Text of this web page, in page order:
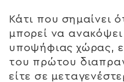
Κάτι που σημαίνει
μπορεί να
υποψήφιας χώρας,
του πρώτου
είτε σε